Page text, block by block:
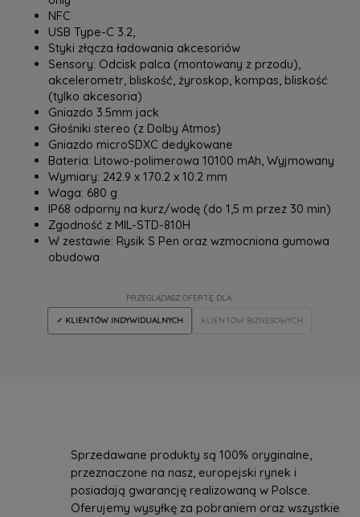
NFC
USB Type-C 3.2,
Styki złącza ładowania akcesoriów
Sensory: Odcisk palca (montowany z przodu),
akcelerometr, bliskość, żyroskop, kompas, bliskość
(tylko akcesoria)
Gniazdo 3.5mm jack
Głośniki stereo (z Dolby Atmos)
Gniazdo microSDXC dedykowane
Bateria: Litowo-polimerowa 10100 mAh, Wyjmowany
Wymiary: 242.9 x 170.2 x 10.2 mm
Waga: 680 g
IP68 odporny na kurz/wodę (do 1,5 m przez 30 min)
Zgodność z MIL-STD-810H
W zestawie: Rysik S Pen oraz wzmocniona gumowa
obudowa
PRZEGLĄDASZ OFERTĘ DLA:
✓ KLIENTÓW INDYWIDUALNYCH KLIENTÓW BIZNESOWYCH
Sprzedawane produkty są 100% oryginalne,
przeznaczone na nasz, europejski rynek i
posiadają gwarancję realizowaną w Polsce.
Oferujemy wysyłkę za pobraniem oraz wszystkie